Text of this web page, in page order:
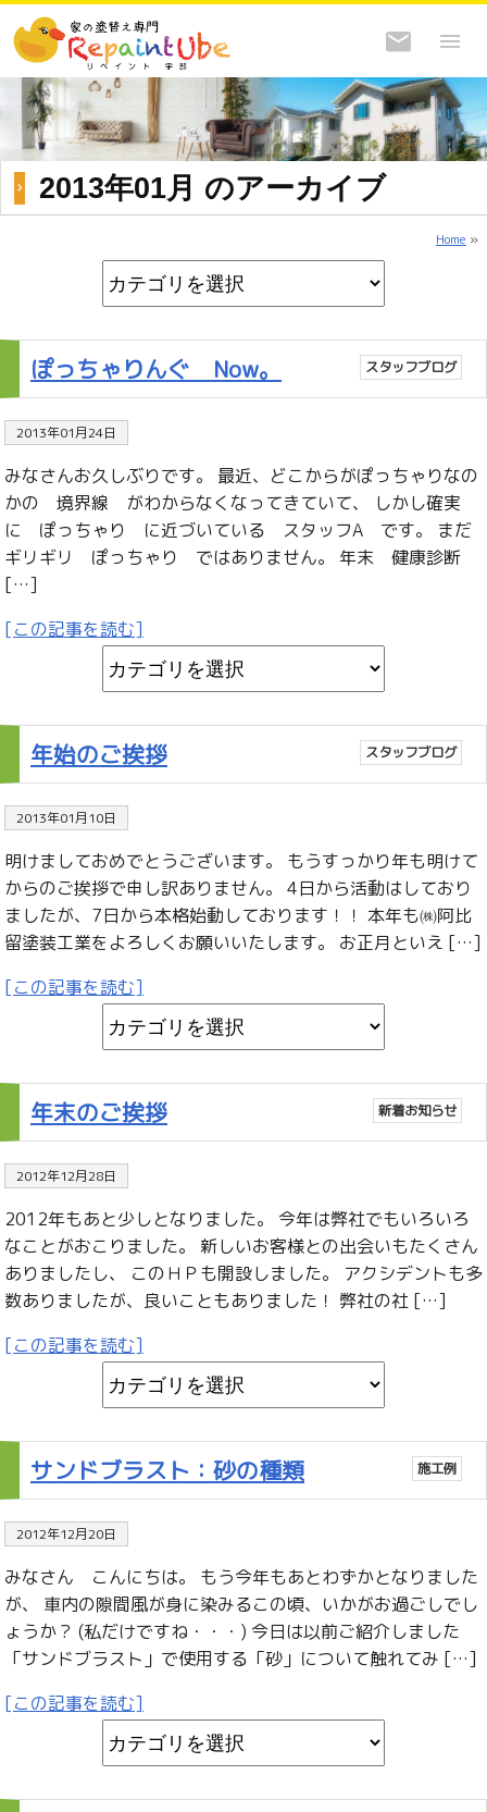
2013年01月 のアーカイブ
Home »
ぽっちゃりんぐ Now。 スタッフブログ
2013年01月24日
みなさんお久しぶりです。 最近、どこからがぽっちゃりなの
かの 境界線 がわからなくなってきていて、 しかし確実
に ぽっちゃり に近づいている スタッフA です。 まだ
ギリギリ ぽっちゃり ではありません。 年末 健康診断
[…]
[この記事を読む]
年始のご挨拶 スタッフブログ
2013年01月10日
明けましておめでとうございます。 もうすっかり年も明けて
からのご挨拶で申し訳ありません。 4日から活動はしており
ましたが、7日から本格始動しております！！ 本年も㈱阿比
留塗装工業をよろしくお願いいたします。 お正月といえ […]
[この記事を読む]
年末のご挨拶 新着お知らせ
2012年12月28日
2012年もあと少しとなりました。 今年は弊社でもいろいろ
なことがおこりました。 新しいお客様との出会いもたくさん
ありましたし、 このＨＰも開設しました。 アクシデントも多
数ありましたが、良いこともありました！ 弊社の社 […]
[この記事を読む]
サンドブラスト：砂の種類 施工例
2012年12月20日
みなさん こんにちは。 もう今年もあとわずかとなりました
が、 車内の隙間風が身に染みるこの頃、いかがお過ごしでし
ょうか？ (私だけですね・・・) 今日は以前ご紹介しました
「サンドブラスト」で使用する「砂」について触れてみ […]
[この記事を読む]